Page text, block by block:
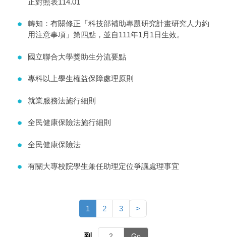
轉知：有關修正「科技部補助專題研究計畫研究人力約
用注意事項」第四點，並自111年1月1日生效。
國立聯合大學獎助生分流要點
專科以上學生權益保障處理原則
就業服務法施行細則
全民健康保險法施行細則
全民健康保險法
有關大專校院學生兼任助理定位爭議處理事宜
1 2 3 >